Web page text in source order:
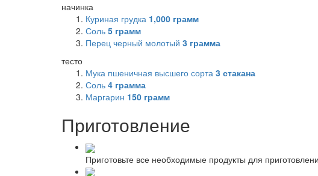
начинка
Куриная грудка 1,000 грамм
Соль 5 грамм
Перец черный молотый 3 грамма
тесто
Мука пшеничная высшего сорта 3 стакана
Соль 4 грамма
Маргарин 150 грамм
Приготовление
Приготовьте все необходимые продукты для